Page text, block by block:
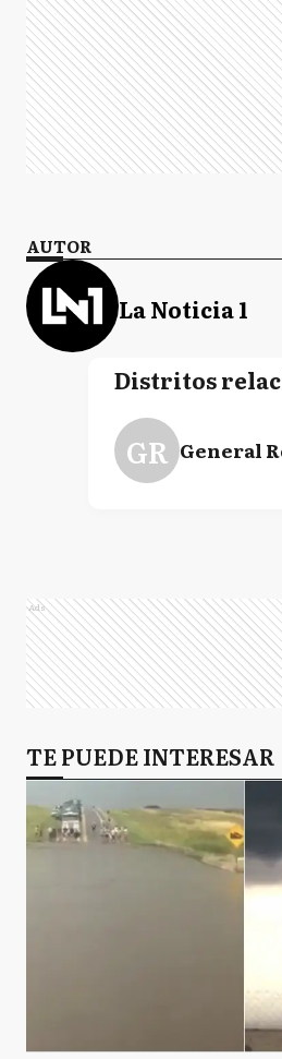
AUTOR
La Noticia 1
Distritos
GR General
Ads
TE PUEDE INTERESAR